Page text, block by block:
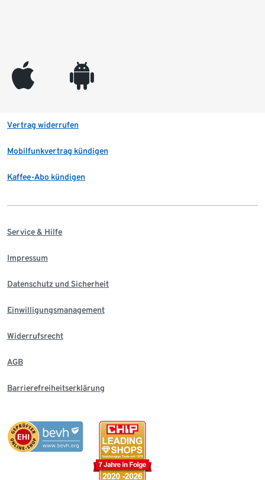
appleinc android
Vertrag widerrufen
Mobilfunkvertrag kündigen
Kaffee-Abo kündigen
Service & Hilfe
Impressum
Datenschutz und Sicherheit
Einwilligungsmanagement
Widerrufsrecht
AGB
Barrierefreiheitserklärung